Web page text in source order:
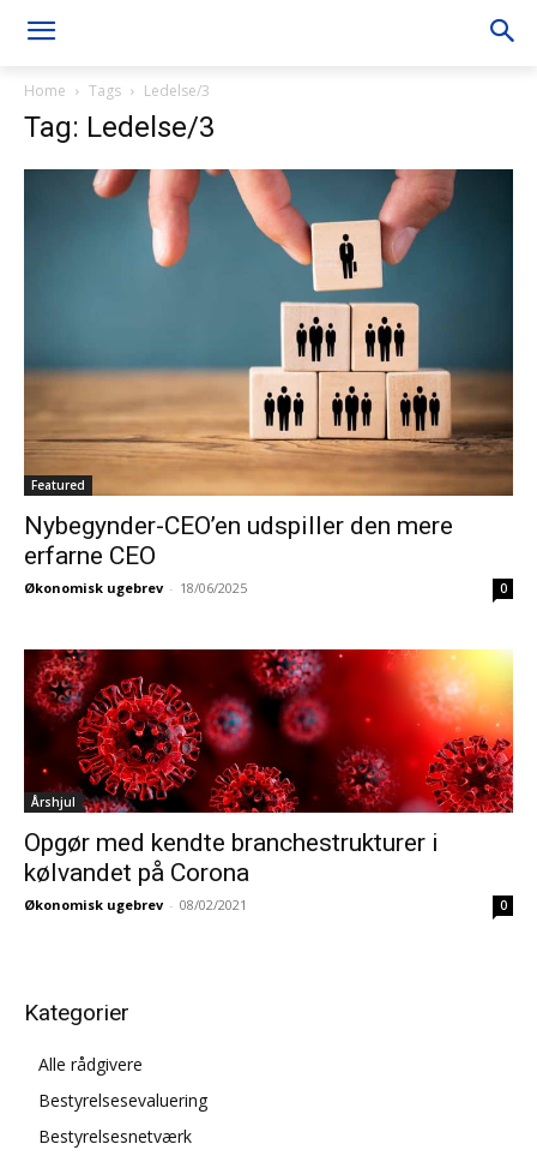
Home Tags Ledelse/3
Tag: Ledelse/3
Featured
Nybegynder-CEO’en udspiller den mere
erfarne CEO
Økonomisk ugebrev - 18/06/2025 0
Årshjul
Opgør med kendte branchestrukturer i
kølvandet på Corona
Økonomisk ugebrev - 08/02/2021 0
Kategorier
Alle rådgivere
Bestyrelsesevaluering
Bestyrelsesnetværk